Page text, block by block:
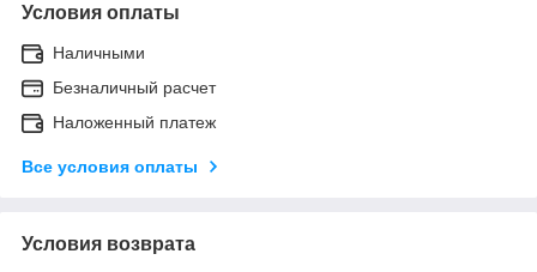
Условия оплаты
Наличными
Безналичный расчет
Наложенный платеж
Все условия оплаты
Условия возврата